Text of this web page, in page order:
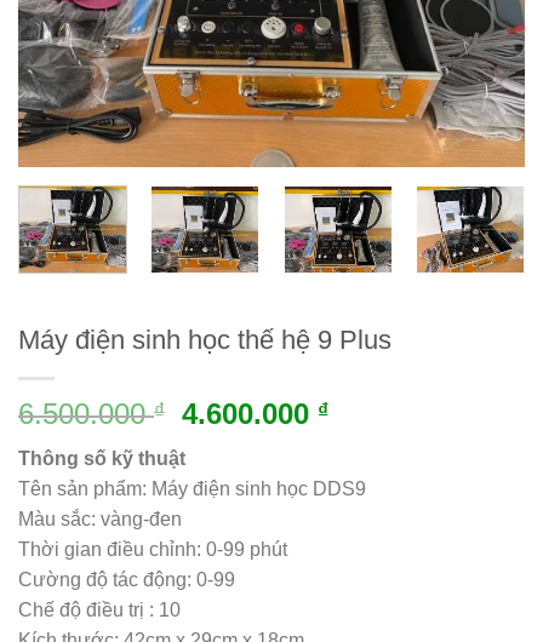
Máy điện sinh học thế hệ 9 Plus
6.500.000₫ 4.600.000 ₫
Thông số kỹ thuật
Tên sản phẩm: Máy điện sinh học DDS9
Màu sắc: vàng-đen
Thời gian điều chỉnh: 0-99 phút
Cường độ tác động: 0-99
Chế độ điều trị : 10